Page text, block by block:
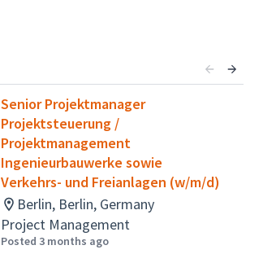
Senior Projektmanager
Projektsteuerung /
Projektmanagement
Ingenieurbauwerke sowie
Verkehrs- und Freianlagen (w/m/d)
Berlin, Berlin, Germany
Project Management
Posted 3 months ago